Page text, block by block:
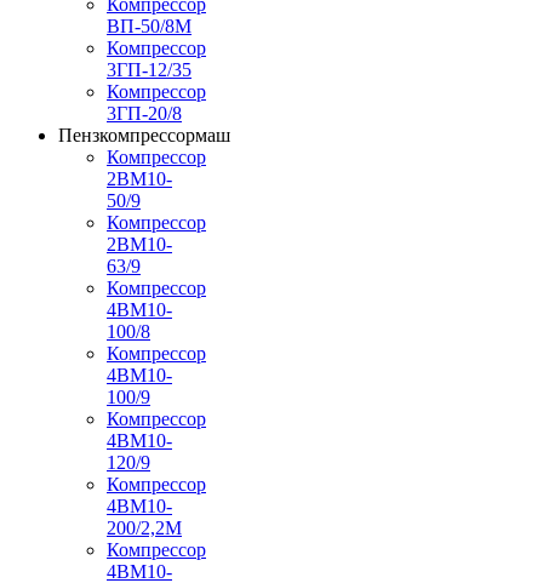
ВП-50/8М
Компрессор
3ГП-12/35
Компрессор
3ГП-20/8
Пензкомпрессормаш
Компрессор
2ВМ10-
50/9
Компрессор
2ВМ10-
63/9
Компрессор
4ВМ10-
100/8
Компрессор
4ВМ10-
100/9
Компрессор
4ВМ10-
120/9
Компрессор
4ВМ10-
200/2,2М
Компрессор
4ВМ10-